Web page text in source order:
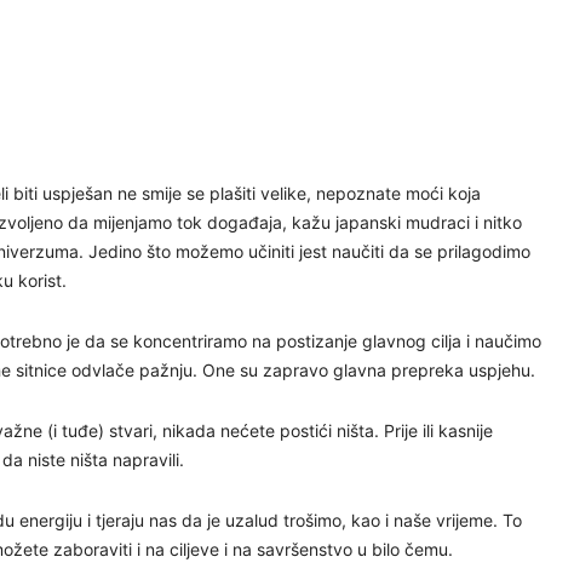
uspješan ne smije se plašiti velike, nepoznate moći koja
da mijenjamo tok događaja, kažu japanski mudraci i nitko
Jedino što možemo učiniti jest naučiti da se prilagodimo
korist.
je da se koncentriramo na postizanje glavnog cilja i naučimo
sitnice odvlače pažnju. One su zapravo glavna prepreka uspjehu.
(i tuđe) stvari, nikada nećete postići ništa. Prije ili kasnije
niste ništa napravili.
energiju i tjeraju nas da je uzalud trošimo, kao i naše vrijeme. To
zaboraviti i na ciljeve i na savršenstvo u bilo čemu.